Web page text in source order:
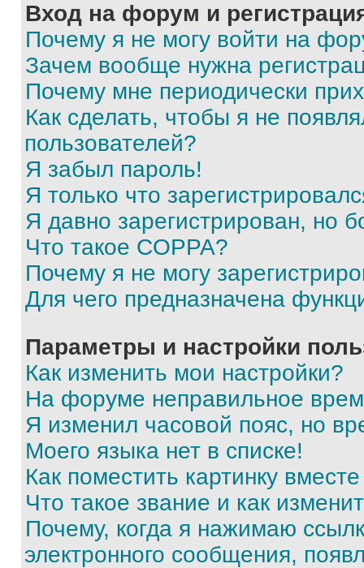
Вход на форум и
Почему я не могу войти на
Зачем вообще нужна
Почему мне периодически
Как сделать, чтобы я не
пользователей?
Я забыл пароль!
Я только что
Я давно зарегистрирован, но
Что такое COPPA?
Почему я не могу
Для чего предназначена
Параметры и настройки
Как изменить мои настройки?
На форуме неправильное
Я изменил часовой пояс, но
Моего языка нет в списке!
Как поместить картинку
Что такое звание и как
Почему, когда я нажимаю
электронного сообщения,